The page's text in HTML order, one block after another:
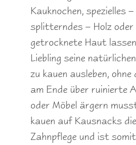
Kauknochen, spezielles
splitterndes – Holz oder
getrocknete Haut
Liebling seine
zu kauen ausleben,
am Ende über ruinierte
oder Möbel ärgern
kauen auf Kausnacks
Zahnpflege und ist somit